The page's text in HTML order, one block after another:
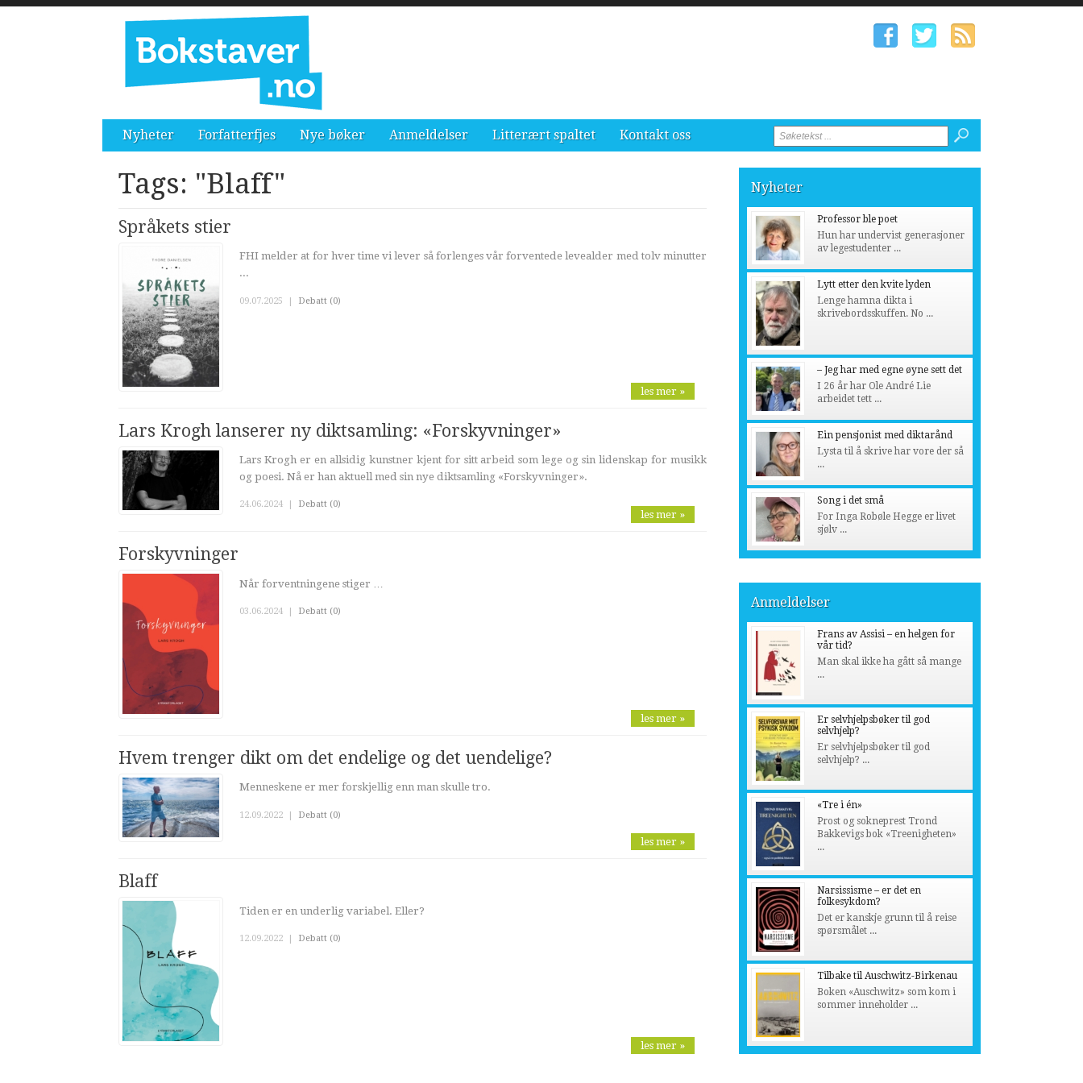
Nyheter Forfatterfjes Nye bøker Anmeldelser Litterært spaltet Kontakt oss
Tags: "Blaff"
Språkets stier
FHI melder at for hver time vi lever så forlenges vår forventede levealder med tolv minutter
...
09.07.2025 | Debatt (0)
les mer »
Lars Krogh lanserer ny diktsamling: «Forskyvninger»
Lars Krogh er en allsidig kunstner kjent for sitt arbeid som lege og sin lidenskap for musikk
og poesi. Nå er han aktuell med sin nye diktsamling «Forskyvninger».
24.06.2024 Debatt (0)
les mer »
Forskyvninger
Når forventningene stiger …
03.06.2024 | Debatt (0)
les mer »
Hvem trenger dikt om det endelige og det uendelige?
Menneskene er mer forskjellig enn man skulle tro.
12.09.2022 | Debatt (0)
les mer »
Blaff
Tiden er en underlig variabel. Eller?
12.09.2022 | Debatt (0)
les mer »
Nyheter
Professor ble poet
Hun har undervist generasjoner
av legestudenter ...
Lytt etter den kvite lyden
Lenge hamna dikta i
skrivebordsskuffen. No ...
– Jeg har med egne øyne sett det
I 26 år har Ole André Lie
arbeidet tett ...
Ein pensjonist med diktarånd
Lysta til å skrive har vore der så
...
Song i det små
For Inga Robøle Hegge er livet
sjølv ...
Anmeldelser
Frans av Assisi – en helgen for
vår tid?
Man skal ikke ha gått så mange
...
Er selvhjelpsbøker til god
selvhjelp?
Er selvhjelpsbøker til god
selvhjelp? ...
«Tre i én»
Prost og sokneprest Trond
Bakkevigs bok «Treenigheten»
...
Narsissisme – er det en
folkesykdom?
Det er kanskje grunn til å reise
spørsmålet ...
Tilbake til Auschwitz-Birkenau
Boken «Auschwitz» som kom i
sommer inneholder ...